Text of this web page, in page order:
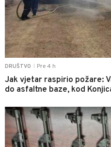
DRUŠTVO Pre 4 h
Jak vjetar raspirio požare:
do asfaltne baze, kod